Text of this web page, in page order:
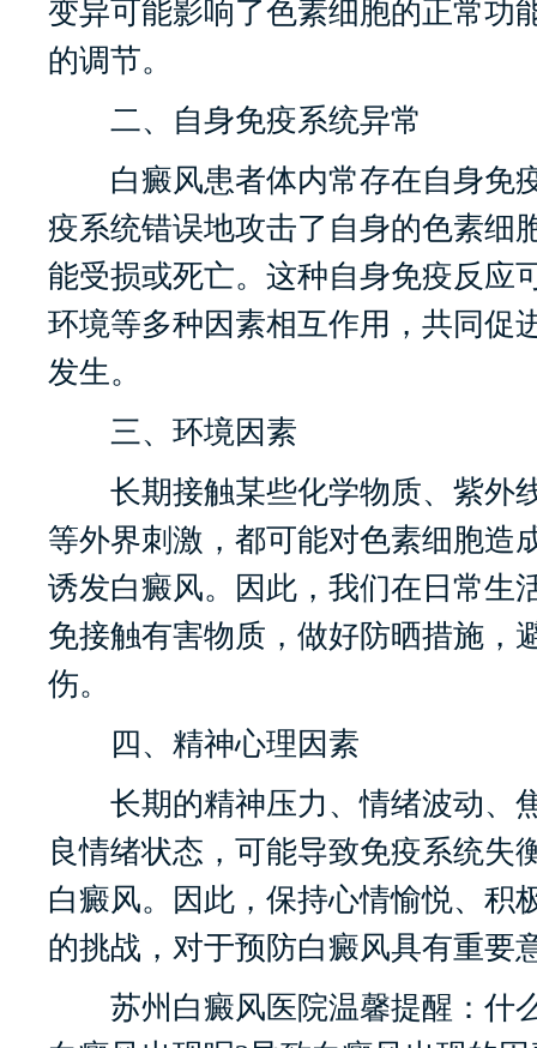
变异可能影响了色素细胞的正常功
的调节。
二、自身免疫系统异常
白癜风患者体内常存在自身免
疫系统错误地攻击了自身的色素细
能受损或死亡。这种自身免疫反应
环境等多种因素相互作用，共同促
发生。
三、环境因素
长期接触某些化学物质、紫外
等外界刺激，都可能对色素细胞造
诱发白癜风。因此，我们在日常生
免接触有害物质，做好防晒措施，
伤。
四、精神心理因素
长期的精神压力、情绪波动、
良情绪状态，可能导致免疫系统失
白癜风。因此，保持心情愉悦、积
的挑战，对于预防白癜风具有重要
苏州白癜风医院温馨提醒：什